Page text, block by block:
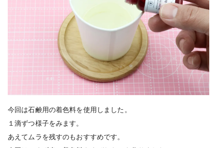
今回は石鹸用の着色料を使用しました。
１滴ずつ様子をみます。
あえてムラを残すのもおすすめです。